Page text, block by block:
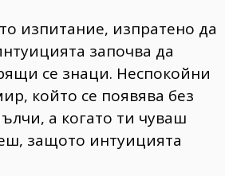
изпитание, изпратено да
започва да
се знаци. Неспокойни
който се появява без
а когато ти чуваш
защото интуицията